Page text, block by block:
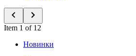
Item 1 of 12
Новинки